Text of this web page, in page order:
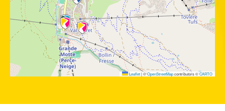
Leaflet|©OpenStreetMapcontributors ©CARTO